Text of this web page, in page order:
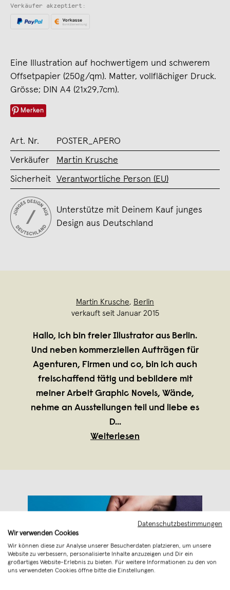
Verkäufer akzeptiert:
Eine Illustration auf hochwertigem und schwerem
Offsetpapier (250g/qm). Matter, vollflächiger Druck.
Grösse; DIN A4 (21x29,7cm).
Merken
Art. Nr. POSTER_APERO
Verkäufer Martin Krusche
Sicherheit Verantwortliche Person (EU)
Unterstütze mit Deinem Kauf junges
Design aus Deutschland
Martin Krusche, Berlin
verkauft seit Januar 2015
Hallo, ich bin freier Illustrator aus Berlin.
Und neben kommerziellen Aufträgen für
Agenturen, Firmen und co, bin ich auch
freischaffend tätig und bebildere mit
meiner Arbeit Graphic Novels, Wände,
nehme an Ausstellungen teil und liebe es
D...
Weiterlesen
Datenschutzbestimmungen
Wir verwenden Cookies
Wir können diese zur Analyse unserer Besucherdaten platzieren, um unsere
Website zu verbessern, personalisierte Inhalte anzuzeigen und Dir ein
großartiges Website-Erlebnis zu bieten. Für weitere Informationen zu den von
uns verwendeten Cookies öffne bitte die Einstellungen.